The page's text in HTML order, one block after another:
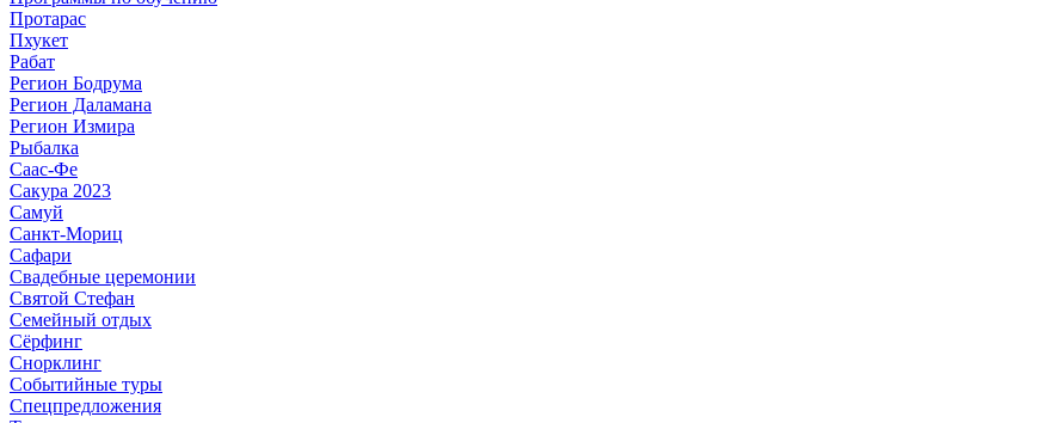
Протарас
Пхукет
Рабат
Регион Бодрума
Регион Даламана
Регион Измира
Рыбалка
Саас-Фе
Сакура 2023
Самуй
Санкт-Мориц
Сафари
Свадебные церемонии
Святой Стефан
Семейный отдых
Сёрфинг
Снорклинг
Событийные туры
Спецпредложения